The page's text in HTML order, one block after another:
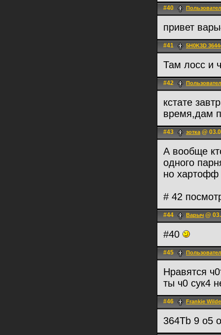
#40
привет
#41 5H0K3D
Там лосс и
#42
кстате
время,дам
#43 зотка@
А вообще
одного
но
# 42
#44 Варыч @
#40
#45
Нравятся
ты ч0 сук4
#46 Frankie
364Tb 9 o5